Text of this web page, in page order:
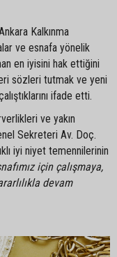
Kalkınma
ve esnafa yönelik
en iyisini hak ettiğini
sözleri tutmak ve yeni
ifade etti.
ve yakın
Sekreteri Av. Doç.
iyi niyet temennilerinin
için çalışmaya,
devam